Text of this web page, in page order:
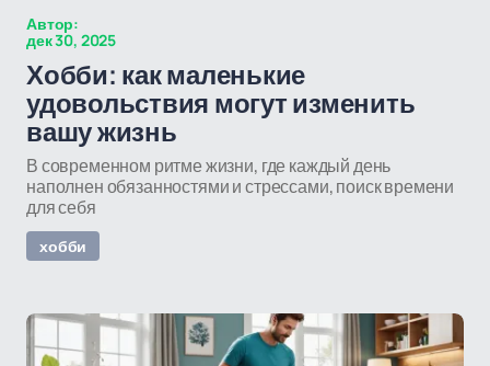
Автор:
дек 30, 2025
Хобби: как маленькие
удовольствия могут изменить
вашу жизнь
В современном ритме жизни, где каждый день
наполнен обязанностями и стрессами, поиск времени
для себя
хобби